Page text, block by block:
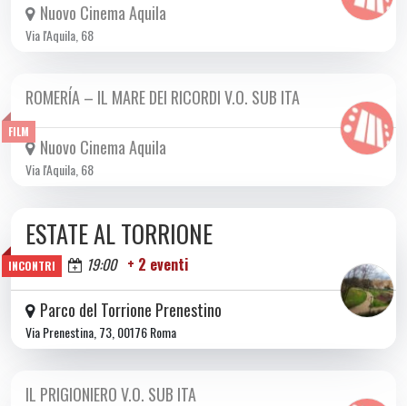
Nuovo Cinema Aquila
Via l'Aquila, 68
FILM
DA GIO 11/06 A MER 24/06 2026
ROMERÍA – IL MARE DEI RICORDI V.O. SUB ITA
Nuovo Cinema Aquila
Via l'Aquila, 68
INCONTRI
DA SAB 06/06 A SAB 08/08 2026
ESTATE AL TORRIONE
Oggi 19:00 + 2 eventi
Parco del Torrione Prenestino
Via Prenestina, 73, 00176 Roma
DA MER 10/06 A MER 17/06 2026
IL PRIGIONIERO V.O. SUB ITA